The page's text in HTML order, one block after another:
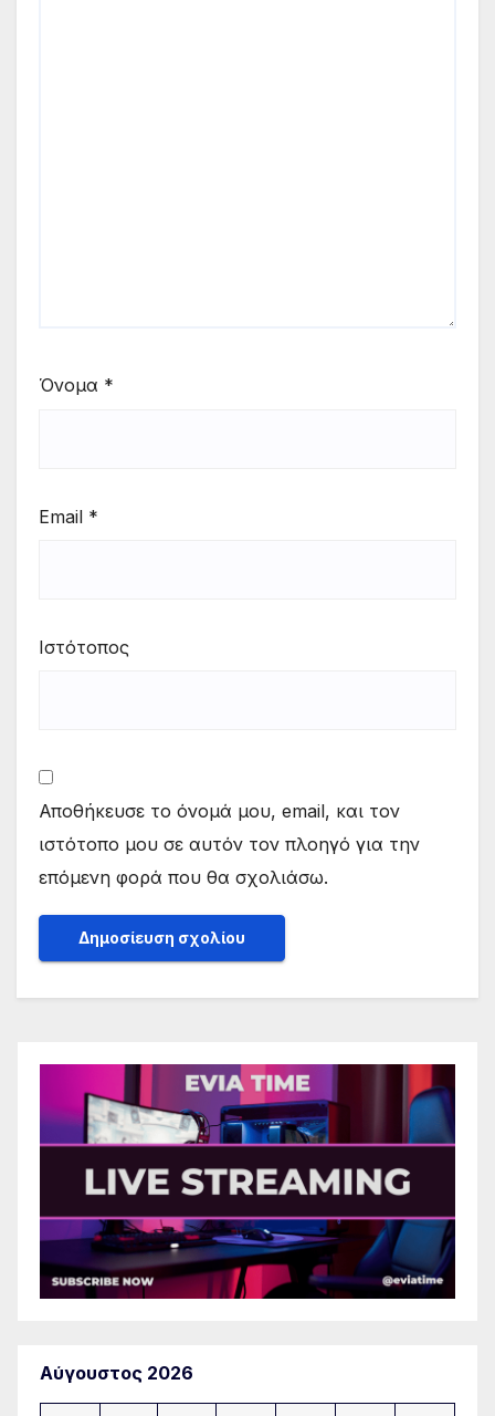
Όνομα *
Email *
Ιστότοπος
Αποθήκευσε το όνομά μου, email, και τον
ιστότοπο μου σε αυτόν τον πλοηγό για την
επόμενη φορά που θα σχολιάσω.
Αύγουστος 2026